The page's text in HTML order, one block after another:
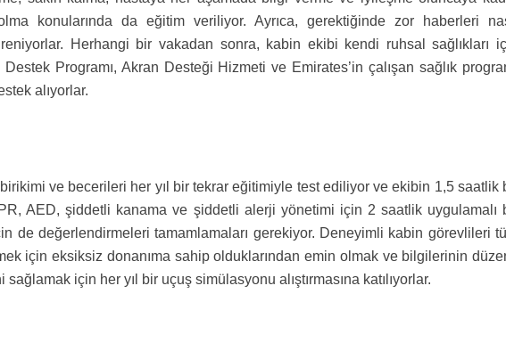
konularında da eğitim veriliyor. Ayrıca, gerektiğinde zor haberleri
Herhangi bir vakadan sonra, kabin ekibi kendi ruhsal sağlıkları
Destek Programı, Akran Desteği Hizmeti ve Emirates’in çalışan sağlık
alıyorlar.
ve becerileri her yıl bir tekrar eğitimiyle test ediliyor ve ekibin 1,5 saatlik
AED, şiddetli kanama ve şiddetli alerji yönetimi için 2 saatlik uygulamalı
de değerlendirmeleri tamamlamaları gerekiyor. Deneyimli kabin görevlileri
için eksiksiz donanıma sahip olduklarından emin olmak ve bilgilerinin
için her yıl bir uçuş simülasyonu alıştırmasına katılıyorlar.